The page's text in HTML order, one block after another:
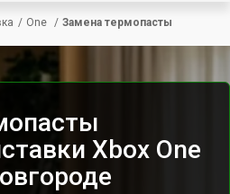
/ One / Замена термопасты
Xbox One